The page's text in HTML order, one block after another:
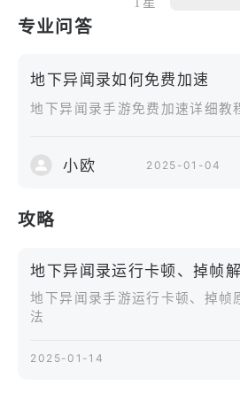
异闻图鉴，感受发现未知的纯粹
逐步拓展你的地下区域，解锁新
素，不同布局会引来截然不同的
真实氛围。
围，让你在安静中专注观察，获
互动。
通过简单直观的操作与这些存在
下异世界。
专业问答
地下异闻录如何免费加速
地下异闻录手游免费加速详细教
小欧 2025-01-04
攻略
地下异闻录运行卡顿、掉帧
地下异闻录手游运行卡顿、掉帧
法
2025-01-14